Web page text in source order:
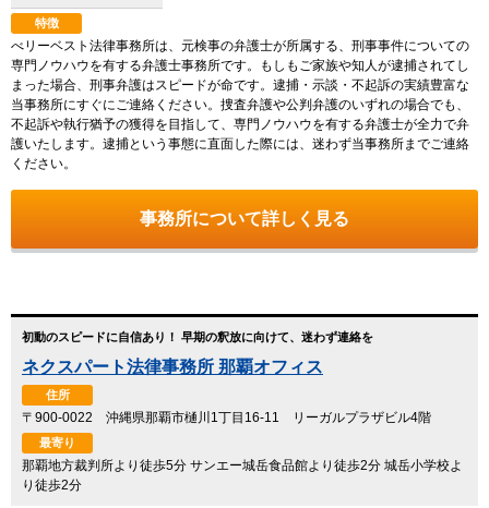
特徴
べリーベスト法律事務所は、元検事の弁護士が所属する、刑事事件についての
専門ノウハウを有する弁護士事務所です。もしもご家族や知人が逮捕されてし
まった場合、刑事弁護はスピードが命です。逮捕・示談・不起訴の実績豊富な
当事務所にすぐにご連絡ください。捜査弁護や公判弁護のいずれの場合でも、
不起訴や執行猶予の獲得を目指して、専門ノウハウを有する弁護士が全力で弁
護いたします。逮捕という事態に直面した際には、迷わず当事務所までご連絡
ください。
事務所について詳しく見る
初動のスピードに自信あり！ 早期の釈放に向けて、迷わず連絡を
ネクスパート法律事務所 那覇オフィス
住所
〒900-0022 沖縄県那覇市樋川1丁目16-11 リーガルプラザビル4階
最寄り
那覇地方裁判所より徒歩5分 サンエー城岳食品館より徒歩2分 城岳小学校よ
り徒歩2分